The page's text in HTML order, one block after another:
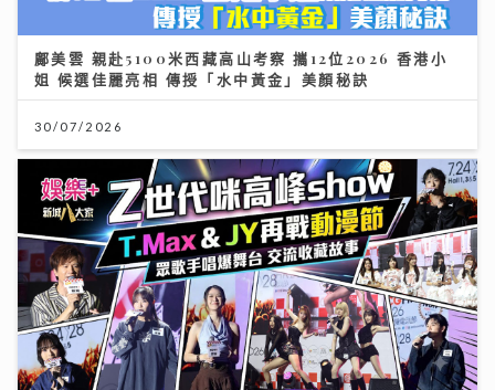
鄺美雲 親赴5100米西藏高山考察 攜12位2026 香港小
姐 候選佳麗亮相 傳授「水中黃金」美顏秘訣
30/07/2026